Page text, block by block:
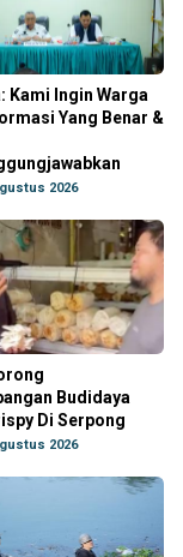
Kami Ingin Warga
Yang Benar &
2026
Budidaya
Di Serpong
2026